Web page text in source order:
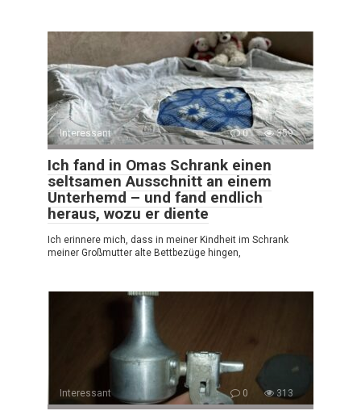
Interessant 0 359
Ich fand in Omas Schrank einen
seltsamen Ausschnitt an einem
Unterhemd – und fand endlich
heraus, wozu er diente
Ich erinnere mich, dass in meiner Kindheit im Schrank
meiner Großmutter alte Bettbezüge hingen,
Interessant 0 313